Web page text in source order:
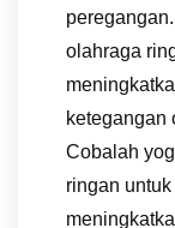
olahraga
ketegangan
Cobalah
ringan